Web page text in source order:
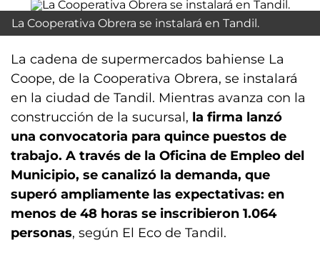
La Cooperativa Obrera se instalará en Tandil.
La cadena de supermercados bahiense La
Coope, de la Cooperativa Obrera, se instalará
en la ciudad de Tandil. Mientras avanza con la
construcción de la sucursal, la firma lanzó
una convocatoria para quince puestos de
trabajo. A través de la Oficina de Empleo del
Municipio, se canalizó la demanda, que
superó ampliamente las expectativas: en
menos de 48 horas se inscribieron 1.064
personas, según El Eco de Tandil.